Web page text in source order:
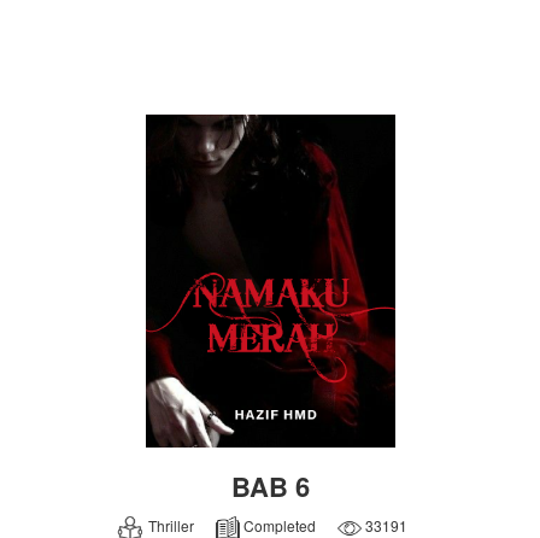
BAB 6
Thriller Completed 33191